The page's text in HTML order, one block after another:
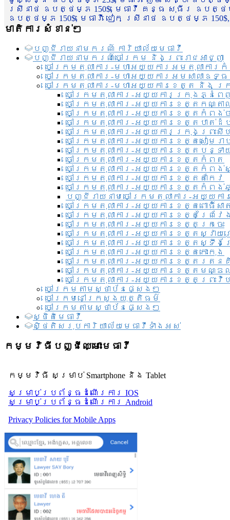
ស្រីនាថ ឧបត្ថម្ភ 150$, មេធាវី គន្ធ សុធីរ ឧបត្ថម្ភ
ឧបត្ថម្ភ 150$, មេធាវី ជៀក ស្រីនាថ ឧបត្ថម្ភ 150$,
មាតិការសំខាន់ៗ
បញ្ជី​រាយ​នាមករណ៍ ការិយាល័យ​មេធាវី​
បញ្ជី​រាយ​នាមករណ៍​ចៅក្រម និងព្រះរាជអាជ្ញា
ចៅក្រមតុលាការ-មហាអយ្យការអមតុលាការ
ចៅក្រមតុលាការ-មហាអយ្យការអមសាលាឧទ្
ចៅក្រមតុលាការ-មហាអយ្យការខេត្ត និង ក្
ចៅក្រមតុលាការ-អយ្យការក្រុងភ្នំពេ
ចៅក្រមតុលាការ-អយ្យការខេត្តកណ្តា
ចៅក្រមតុលាការ-អយ្យការខេត្តកំពង់ច
ចៅក្រមតុលាការ-អយ្យការខេត្តបាត់ដំ
ចៅក្រមតុលាការ-អយ្យការ​ក្រុងព្រះសី
ចៅក្រមតុលាការ-អយ្យការខេត្តសៀមរា
ចៅក្រមតុលាការ-អយ្យការខេត្តបន្ទា
ចៅក្រមតុលាការ-អយ្យការខេត្តកំពត
ចៅក្រមតុលាការ-អយ្យការខេត្តកំពង់
ចៅក្រមតុលាការ-អយ្យការខេត្តតាកែវ
ចៅក្រមតុលាការ-អយ្យការខេត្តកំពង់
បញ្ជីរាយនាមចៅក្រមតុលាការ-អយ្យក
ចៅក្រមតុលាការ-អយ្យការខេត្តពោធិ៍សា
ចៅក្រមតុលាការ-អយ្យការខេត្តព្រៃវែ
ចៅក្រមតុលាការ-អយ្យការខេត្តក្រចេះ
ចៅក្រមតុលាការ-អយ្យការខេត្តស្វាយ
ចៅក្រមតុលាការ-អយ្យការខេត្តស្ទឹង
ចៅក្រមតុលាការ-អយ្យការខេត្តកោះកុង
ចៅក្រមតុលាការ-អយ្យការខេត្តរតន
ចៅក្រមតុលាការ-អយ្យការខេត្តមណ្
ចៅក្រមតុលាការ-អយ្យការខេត្តព្រះវិហ
ចៅក្រមតាមស្ថាប័នផ្សេងៗ
ចៅក្រមនៅក្រសួងយុត្តិធម៌
ចៅក្រមតាមស្ថាប័នផ្សេងៗ
ស្ថិតិមេធាវី
សិ្ថតិសរុបការិយាល័យមេធាវីទាំងអស់​
កម្មវិធីបញ្ជីឈ្មោះមេធាវី
កម្មវិធី សម្រាប់ Smartphone និង Tablet
សម្រាប់​ប្រព័ន្ធដំណើរការ IOS
សម្រាប់​ប្រព័ន្ធដំណើរការ Android
Privacy Policies for Mobile Apps